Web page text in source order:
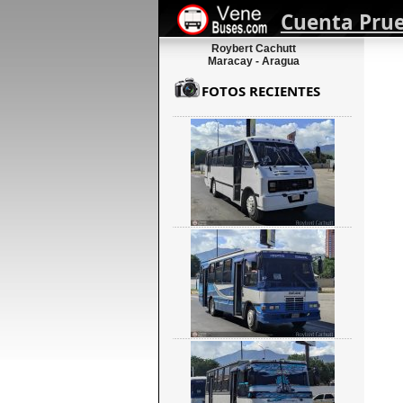
Cuenta
Roybert Cachutt
Maracay - Aragua
FOTOS RECIENTES